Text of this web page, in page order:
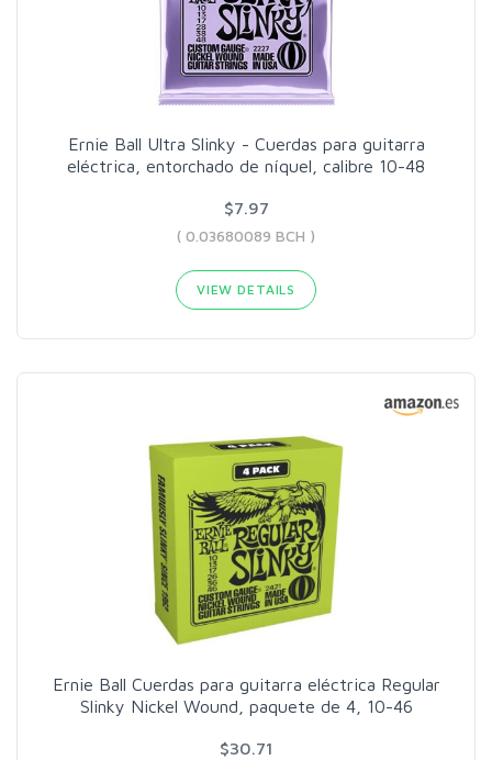
Ernie Ball Ultra Slinky - Cuerdas para guitarra
eléctrica, entorchado de níquel, calibre 10-48
$7.97
( 0.03680089 BCH )
VIEW DETAILS
Ernie Ball Cuerdas para guitarra eléctrica Regular
Slinky Nickel Wound, paquete de 4, 10-46
$30.71